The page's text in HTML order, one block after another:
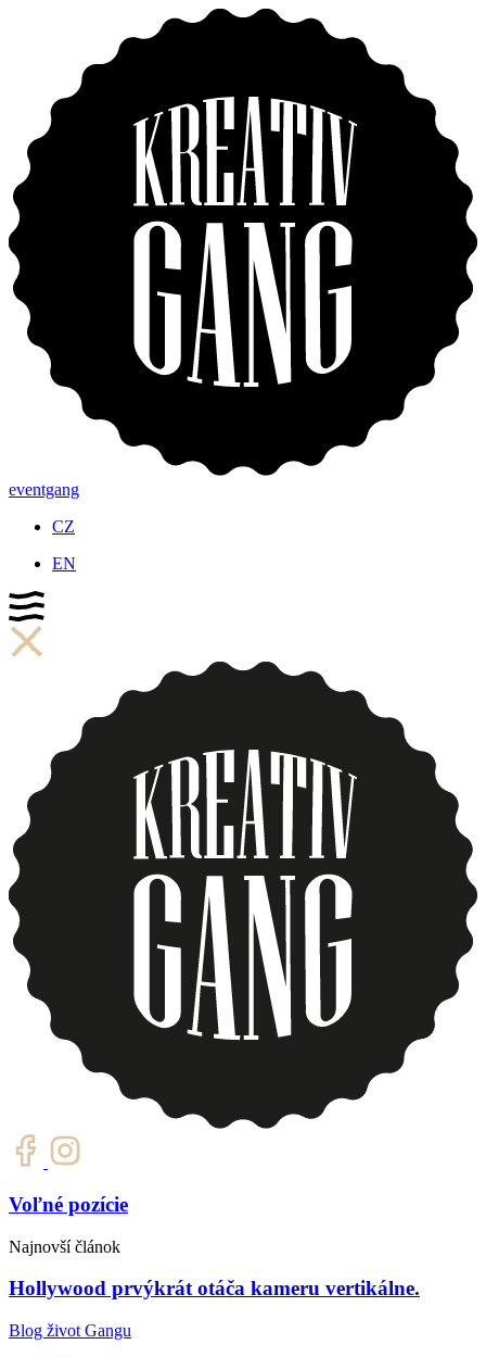
eventgang
CZ
EN
Voľné pozície
Najnovší článok
Hollywood prvýkrát otáča kameru vertikálne.
Blog život Gangu